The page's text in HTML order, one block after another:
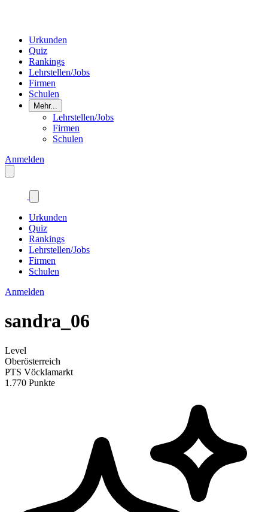
Urkunden
Quiz
Rankings
Lehrstellen/Jobs
Firmen
Schulen
Mehr...
Lehrstellen/Jobs
Firmen
Schulen
Anmelden
Urkunden
Quiz
Rankings
Lehrstellen/Jobs
Firmen
Schulen
Anmelden
sandra_06
Level
Oberösterreich
PTS Vöcklamarkt
1.770 Punkte